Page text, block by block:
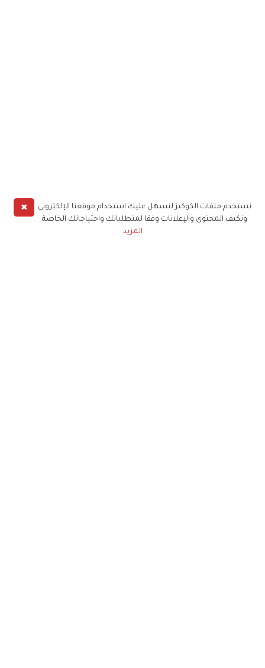
✖
نستخدم ملفات الكوكيز لنسهل عليك استخدام موقعنا الإلكتروني
ونكيف المحتوى والإعلانات وفقا لمتطلباتك واحتياجاتك الخاصة
المزيد